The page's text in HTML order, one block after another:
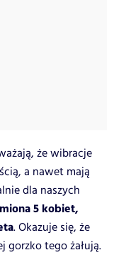
że wibracje
a nawet mają
dla naszych
5 kobiet,
. Okazuje się, że
gorzko tego żałują.